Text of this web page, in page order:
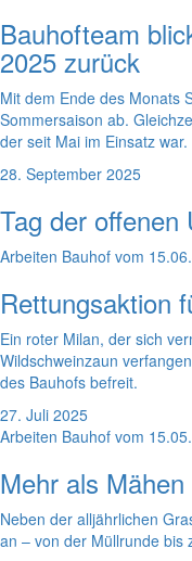
Bauhofteam
2025 zurück
Mit dem Ende des Monats
Sommersaison ab.
der seit Mai im Einsatz war.
28. September 2025
Tag der offenen
Arbeiten Bauhof vom
Rettungsaktion
Ein roter Milan, der sich
Wildschweinzaun
des Bauhofs befreit.
27. Juli 2025
Arbeiten Bauhof vom
Mehr als Mähen
Neben der alljährlichen
an – von der Müllrunde bis